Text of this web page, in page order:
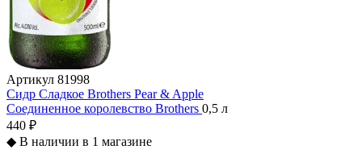
Артикул 81998
Сидр Сладкое Brothers Pear & Apple
Соединенное королевство Brothers 0,5 л
440 ₽
◆ В наличии в 1 магазине